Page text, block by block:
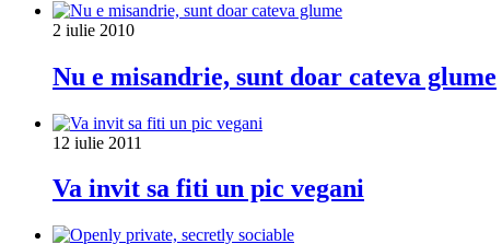
2 iulie 2010
Nu e misandrie, sunt doar cateva glume
12 iulie 2011
Va invit sa fiti un pic vegani